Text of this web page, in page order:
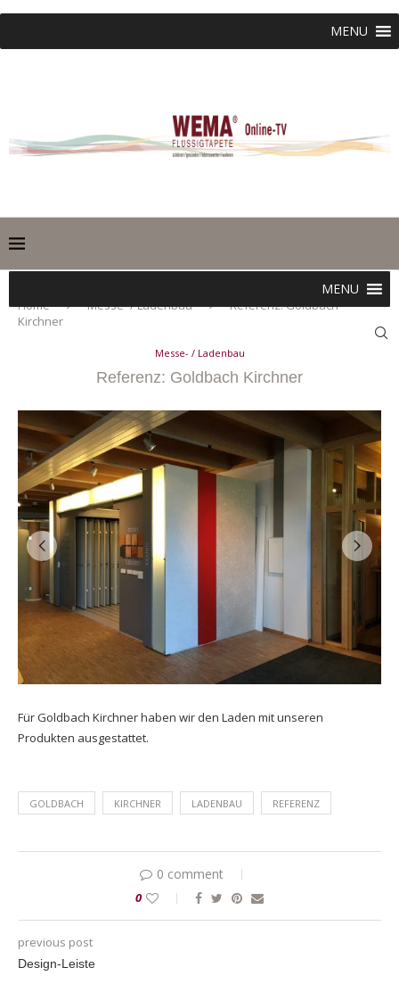
MENU
MENU
Home Messe- / Ladenbau
Referenz: Goldbach
Kirchner
Messe- / Ladenbau
Referenz: Goldbach Kirchner
Für Goldbach Kirchner haben wir den Laden mit unseren
Produkten ausgestattet.
GOLDBACH KIRCHNER LADENBAU REFERENZ
0 comment
0
previous post
Design-Leiste